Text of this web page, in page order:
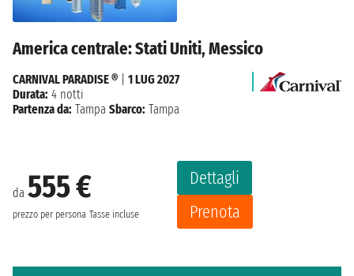
America centrale: Stati Uniti, Messico
da 555 €
prezzo per persona Tasse incluse
Dettagli
Prenota
CARNIVAL PARADISE ®
1 LUG 2027
Durata: 4 notti
Partenza da: Tampa Sbarco: Tampa